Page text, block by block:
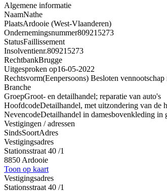
Algemene informatie
NaamNathe
PlaatsArdooie (West-Vlaanderen)
Ondernemingsnummer809215273
StatusFaillissement
Insolventienr.809215273
RechtbankBrugge
Uitgesproken op16-05-2022
Rechtsvorm(Eenpersoons) Besloten vennootschap
Branche
GroepGroot- en detailhandel; reparatie van auto's
HoofdcodeDetailhandel, met uitzondering van de
NevencodeDetailhandel in damesbovenkleding in
Vestigingen / adressen
SindsSoortAdres
Vestigingsadres
Stationsstraat 40 /1
8850 Ardooie
Toon op kaart
Vestigingsadres
Stationsstraat 40 /1